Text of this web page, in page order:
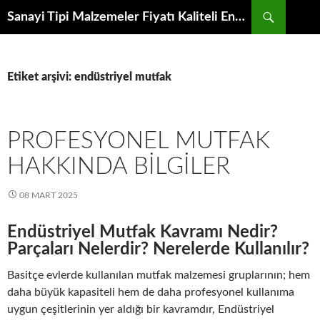
Sanayi Tipi Malzemeler Fiyatı Kaliteli Endüstriyel Ekipman Modeli Toptancısından Mutfak Makineleri İmalatçıları Fabrikasından Satış Proje Parçası
Etiket arşivi: endüstriyel mutfak
PROFESYONEL MUTFAK
HAKKINDA BILGILER
08 MART 2025
Endüstriyel Mutfak Kavramı Nedir?
Parçaları Nelerdir? Nerelerde Kullanılır?
Basitçe evlerde kullanılan mutfak malzemesi gruplarının; hem
daha büyük kapasiteli hem de daha profesyonel kullanıma
uygun çeşitlerinin yer aldığı bir kavramdır, Endüstriyel